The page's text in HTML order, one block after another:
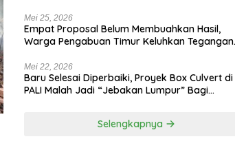
Mei 25, 2026
Empat Proposal Belum Membuahkan Hasil,
Warga Pengabuan Timur Keluhkan Tegangan
Mei 22, 2026
Baru Selesai Diperbaiki, Proyek Box Culvert di
PALI Malah Jadi “Jebakan Lumpur” Bagi
Selengkapnya